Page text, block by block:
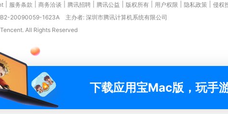
服务条款 商务洽谈 腾讯招聘 腾讯公益 版权所有 用户权限 隐私政策 侵权
B2-20090059-1623A
主办者: 深圳市腾讯计算机系统有限公司
All Rights Reserved
下载应用宝Mac版，玩手